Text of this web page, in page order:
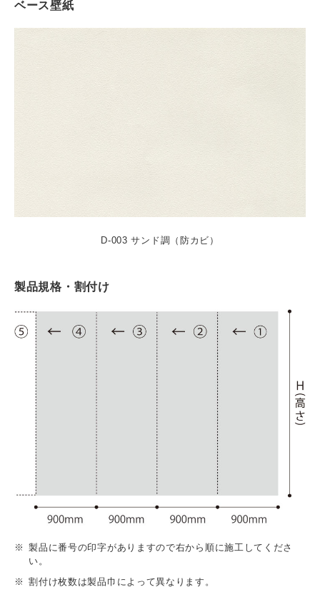
ベース壁紙
D-003 サンド調（防カビ）
製品規格・割付け
製品に番号の印字がありますので右から順に施工してくださ
い。
割付け枚数は製品巾によって異なります。